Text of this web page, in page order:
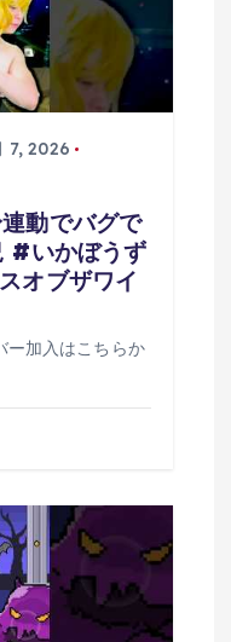
7, 2026
動でバグで
#いかぼうず
オブザワイ
ー加入はこちらか